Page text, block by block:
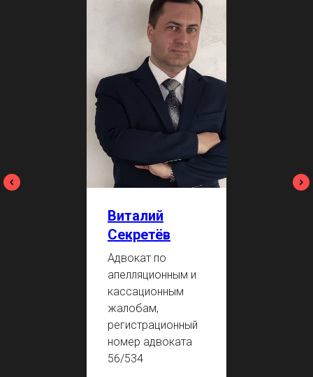
Виталий
Секретёв
Адвокат по
апелляционным и
кассационным
жалобам,
регистрационный
номер адвоката
56/534